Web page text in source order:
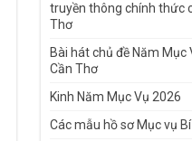
truyền thông chính thức
Thơ
Bài hát chủ đề Năm Mục
Cần Thơ
Kinh Năm Mục Vụ 2026
Các mẫu hồ sơ Mục vụ